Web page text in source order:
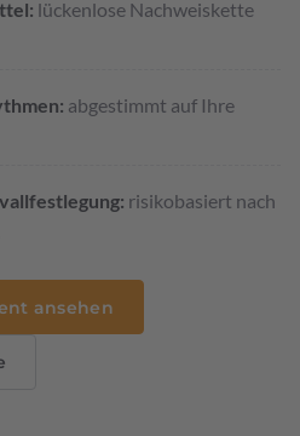
lückenlose Nachweiskette
abgestimmt auf Ihre
risikobasiert nach
ansehen